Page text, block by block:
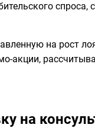
на рост
на